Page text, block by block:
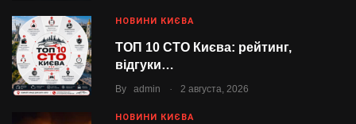
НОВИНИ КИЄВА
ТОП 10 СТО Києва: рейтинг,
відгуки…
By admin 2 августа, 2026
НОВИНИ КИЄВА